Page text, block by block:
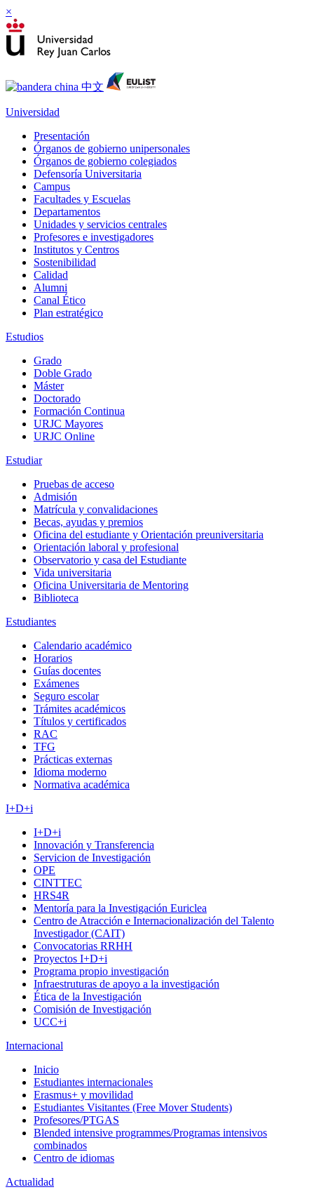
×
Universidad
Presentación
Órganos de gobierno unipersonales
Órganos de gobierno colegiados
Defensoría Universitaria
Campus
Facultades y Escuelas
Departamentos
Unidades y servicios centrales
Profesores e investigadores
Institutos y Centros
Sostenibilidad
Calidad
Alumni
Canal Ético
Plan estratégico
Estudios
Grado
Doble Grado
Máster
Doctorado
Formación Continua
URJC Mayores
URJC Online
Estudiar
Pruebas de acceso
Admisión
Matrícula y convalidaciones
Becas, ayudas y premios
Oficina del estudiante y Orientación preuniversitaria
Orientación laboral y profesional
Observatorio y casa del Estudiante
Vida universitaria
Oficina Universitaria de Mentoring
Biblioteca
Estudiantes
Calendario académico
Horarios
Guías docentes
Exámenes
Seguro escolar
Trámites académicos
Títulos y certificados
RAC
TFG
Prácticas externas
Idioma moderno
Normativa académica
I+D+i
I+D+i
Innovación y Transferencia
Servicion de Investigación
OPE
CINTTEC
HRS4R
Mentoría para la Investigación Euriclea
Centro de Atracción e Internacionalización del Talento
Investigador (CAIT)
Convocatorias RRHH
Proyectos I+D+i
Programa propio investigación
Infraestruturas de apoyo a la investigación
Ética de la Investigación
Comisión de Investigación
UCC+i
Internacional
Inicio
Estudiantes internacionales
Erasmus+ y movilidad
Estudiantes Visitantes (Free Mover Students)
Profesores/PTGAS
Blended intensive programmes/Programas intensivos
combinados
Centro de idiomas
Actualidad